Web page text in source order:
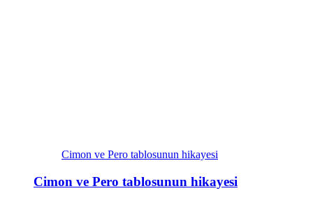
Cimon ve Pero tablosunun hikayesi
Cimon ve Pero tablosunun hikayesi